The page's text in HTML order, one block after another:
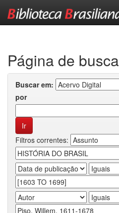
Página de busca
Buscar em:
por
Filtros correntes: